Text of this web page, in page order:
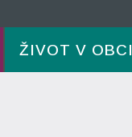
ŽIVOT V OBCI